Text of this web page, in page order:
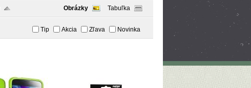
Obrázky Tabuľka
Tip Akcia Zľava Novinka